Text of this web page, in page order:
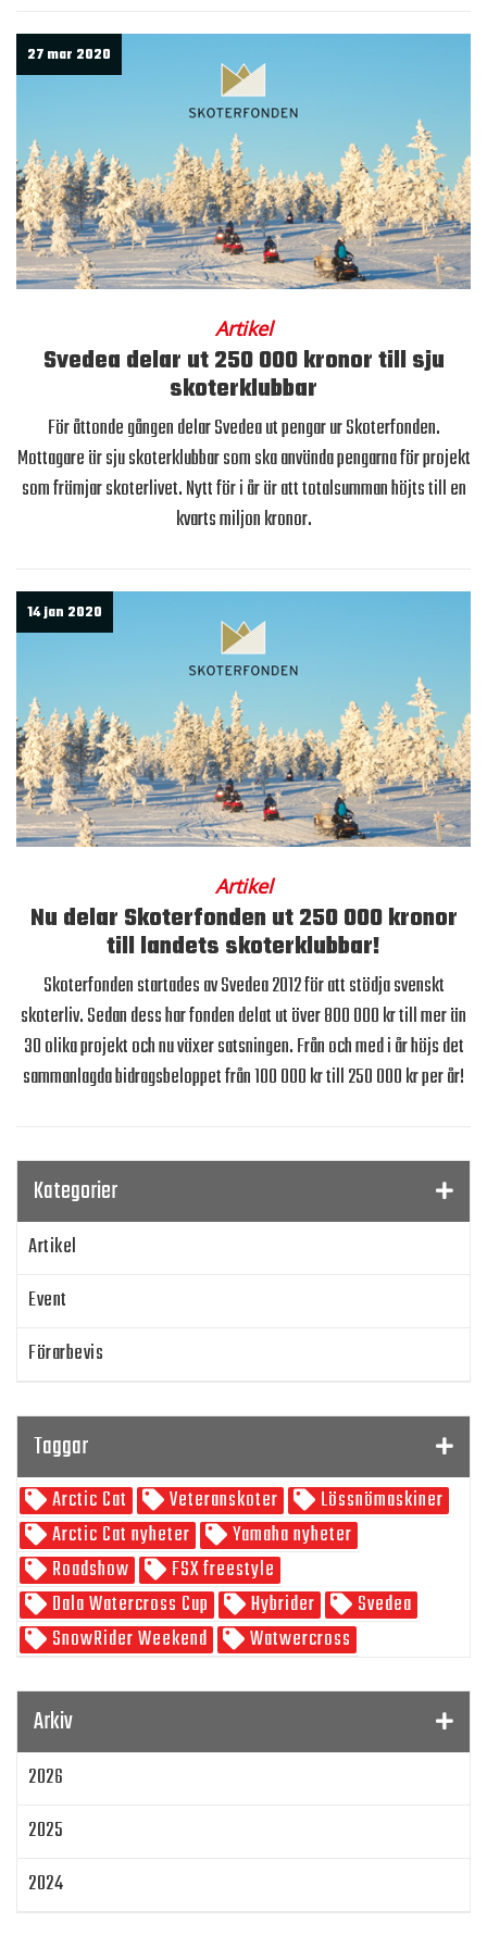
27 mar 2020
Artikel
Svedea delar ut 250 000 kronor till sju
skoterklubbar
För åttonde gången delar Svedea ut pengar ur Skoterfonden.
Mottagare är sju skoterklubbar som ska använda pengarna för projekt
som främjar skoterlivet. Nytt för i år är att totalsumman höjts till en
kvarts miljon kronor.
14 jan 2020
Artikel
Nu delar Skoterfonden ut 250 000 kronor
till landets skoterklubbar!
Skoterfonden startades av Svedea 2012 för att stödja svenskt
skoterliv. Sedan dess har fonden delat ut över 800 000 kr till mer än
30 olika projekt och nu växer satsningen. Från och med i år höjs det
sammanlagda bidragsbeloppet från 100 000 kr till 250 000 kr per år!
Kategorier
Artikel
Event
Förarbevis
SnowRider TV
Skoterpodden
Taggar
Arctic Cat Veteranskoter
Lössnömaskiner
Arctic Cat nyheter
Yamaha nyheter
Roadshow
FSX freestyle
Dala Watercross Cup
Hybrider
Svedea
SnowRider Weekend
Watwercross
SnowRider Hoddie
pDrive
Zeppelinarn
Snöskoterkläder TOBE
FXR
Klim
Laga mat
IQ Trippeln
Arkiv
2026
2025
2024